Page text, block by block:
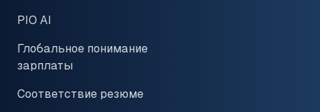
PIO AI
Глобальное понимание
зарплаты
Соответствие резюме